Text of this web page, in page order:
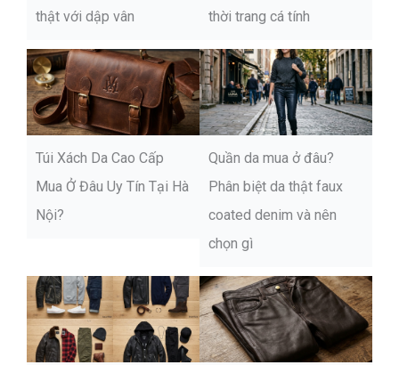
thật với dập vân
thời trang cá tính
Túi Xách Da Cao Cấp
Mua Ở Đâu Uy Tín Tại Hà
Nội?
Quần da mua ở đâu?
Phân biệt da thật faux
coated denim và nên
chọn gì